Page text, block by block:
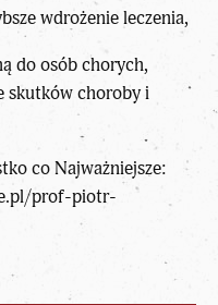
wdrożenie leczenia,
do osób chorych,
skutków choroby i
co Najważniejsze:
prof-piotr-